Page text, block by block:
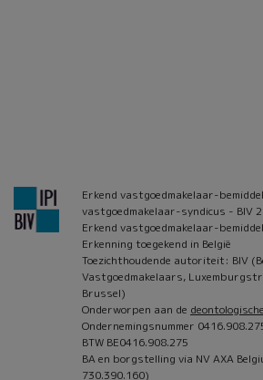
Erkend vastgoedmakelaar-
vastgoedmakelaar-syndicus - BIV
Erkend vastgoedmakelaar-
Erkenning toegekend in België
Toezichthoudende autoriteit: BIV
Vastgoedmakelaars,
Brussel)
Onderworpen aan de
Ondernemingsnummer
BTW BE0416.908.275
BA en borgstelling via NV AXA
730.390.160)